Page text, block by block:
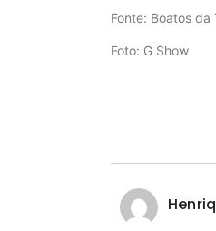
Fonte: Boatos da
Foto: G Show